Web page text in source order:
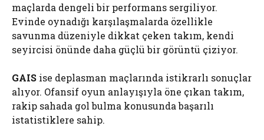
maçlarda dengeli bir performans sergiliyor.
Evinde oynadığı karşılaşmalarda özellikle
savunma düzeniyle dikkat çeken takım, kendi
seyircisi önünde daha güçlü bir görüntü çiziyor.
GAIS ise deplasman maçlarında istikrarlı sonuçlar
alıyor. Ofansif oyun anlayışıyla öne çıkan takım,
rakip sahada gol bulma konusunda başarılı
istatistiklere sahip.